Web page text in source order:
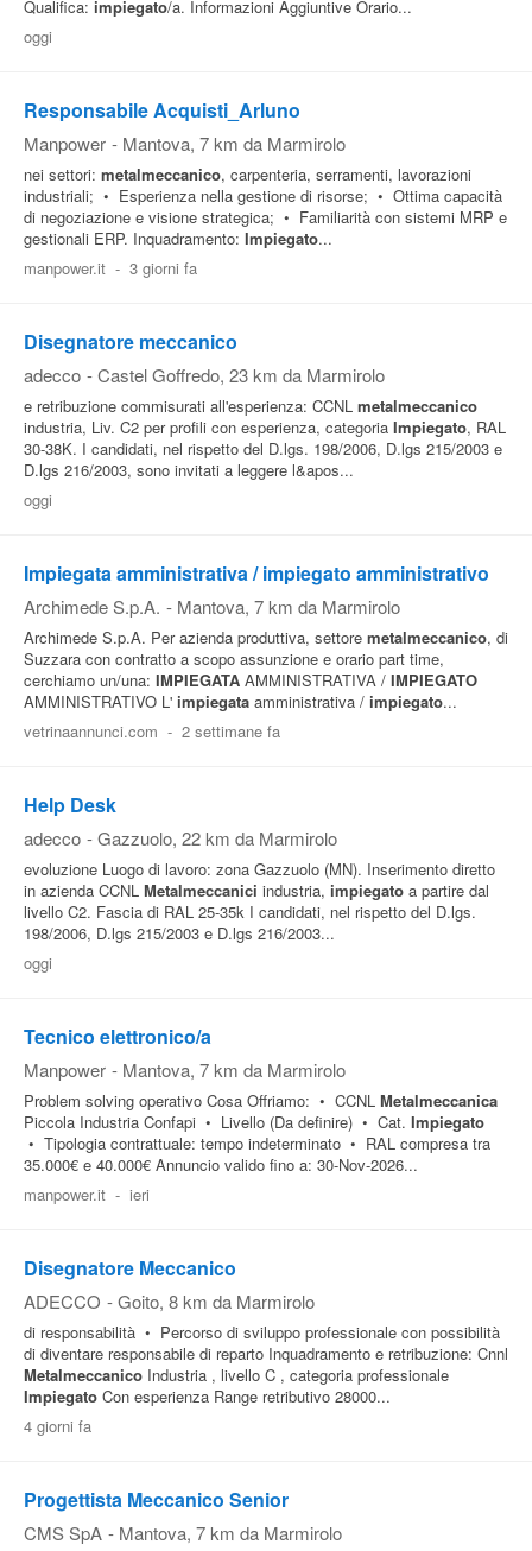
Qualifica: impiegato/a. Informazioni Aggiuntive Orario...
oggi
Responsabile Acquisti_Arluno
Manpower - Mantova, 7 km da Marmirolo
nei settori: metalmeccanico, carpenteria, serramenti, lavorazioni
industriali; • Esperienza nella gestione di risorse; • Ottima capacità
di negoziazione e visione strategica; • Familiarità con sistemi MRP e
gestionali ERP. Inquadramento: Impiegato...
manpower.it - 3 giorni fa
Disegnatore meccanico
adecco - Castel Goffredo, 23 km da Marmirolo
e retribuzione commisurati all'esperienza: CCNL metalmeccanico
industria, Liv. C2 per profili con esperienza, categoria Impiegato, RAL
30-38K. I candidati, nel rispetto del D.lgs. 198/2006, D.lgs 215/2003 e
D.lgs 216/2003, sono invitati a leggere l&apos...
oggi
Impiegata amministrativa / impiegato amministrativo
Archimede S.p.A. - Mantova, 7 km da Marmirolo
Archimede S.p.A. Per azienda produttiva, settore metalmeccanico, di
Suzzara con contratto a scopo assunzione e orario part time,
cerchiamo un/una: IMPIEGATA AMMINISTRATIVA / IMPIEGATO
AMMINISTRATIVO L' impiegata amministrativa / impiegato...
vetrinaannunci.com - 2 settimane fa
Help Desk
adecco - Gazzuolo, 22 km da Marmirolo
evoluzione Luogo di lavoro: zona Gazzuolo (MN). Inserimento diretto
in azienda CCNL Metalmeccanici industria, impiegato a partire dal
livello C2. Fascia di RAL 25-35k I candidati, nel rispetto del D.lgs.
198/2006, D.lgs 215/2003 e D.lgs 216/2003...
oggi
Tecnico elettronico/a
Manpower - Mantova, 7 km da Marmirolo
Problem solving operativo Cosa Offriamo: • CCNL Metalmeccanica
Piccola Industria Confapi • Livello (Da definire) • Cat. Impiegato
• Tipologia contrattuale: tempo indeterminato • RAL compresa tra
35.000€ e 40.000€ Annuncio valido fino a: 30-Nov-2026...
manpower.it - ieri
Disegnatore Meccanico
ADECCO - Goito, 8 km da Marmirolo
di responsabilità • Percorso di sviluppo professionale con possibilità
di diventare responsabile di reparto Inquadramento e retribuzione: Cnnl
Metalmeccanico Industria , livello C , categoria professionale
Impiegato Con esperienza Range retributivo 28000...
4 giorni fa
Progettista Meccanico Senior
CMS SpA - Mantova, 7 km da Marmirolo